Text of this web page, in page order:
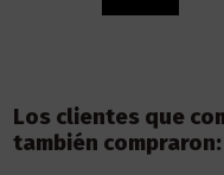
Los clientes que
también compraron: